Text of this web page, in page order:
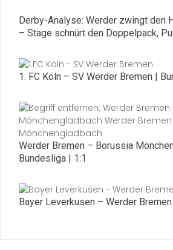
Derby-Analyse: Werder zwingt den
– Stage schnürt den Doppelpack,
1. FC Köln – SV Werder Bremen |
Werder Bremen – Borussia
Bundesliga | 1:1
Bayer Leverkusen – Werder